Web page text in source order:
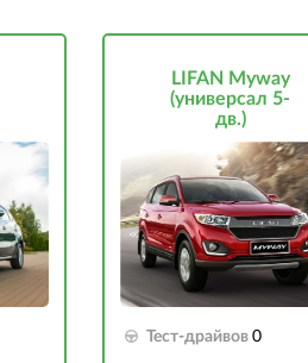
LIFAN Myway
(универсал 5-
дв.)
Тест-драйвов 0